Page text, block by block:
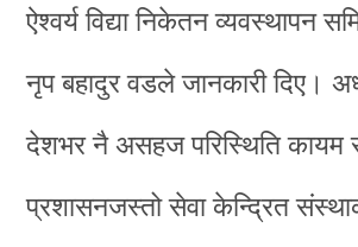
ऐश्वर्य विद्या निकेतन व्यवस्थापन
नृप बहादुर वडले जानकारी दिए।
देशभर नै असहज परिस्थिति कायम
प्रशासनजस्तो सेवा केन्द्रित